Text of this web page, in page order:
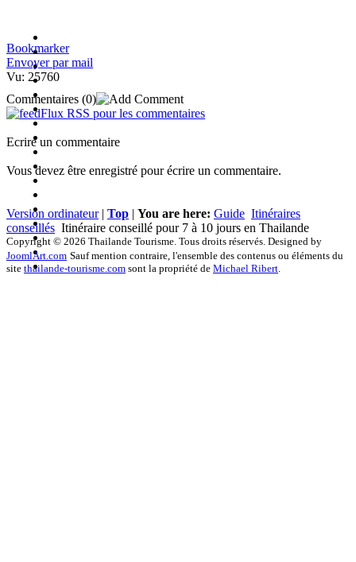
Bookmarker
Envoyer par mail
Vu: 25760
Commentaires (0)
Flux RSS pour les commentaires
Ecrire un commentaire
Vous devez être enregistré pour écrire un commentaire.
Version ordinateur| Top | You are here: Guide Itinéraires
conseillés Itinéraire conseillé pour 7 à 10 jours en Thailande
Copyright © 2026 Thailande Tourisme. Tous droits réservés. Designed by
JoomlArt.com Sauf mention contraire, l'ensemble des contenus ou éléments du
site thailande-tourisme.com sont la propriété de Michael Ribert.